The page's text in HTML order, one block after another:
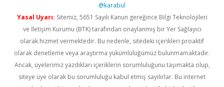
@karabul
Yasal Uyarı: Sitemiz, 5651 Sayılı Kanun gereğince Bilgi Teknolojileri
ve İletişim Kurumu (BTK) tarafından onaylanmış bir Yer Sağlayıcı
olarak hizmet vermektedir. Bu nedenle, sitedeki içerikleri proaktif
olarak denetleme veya araştırma yükümlülüğümüz bulunmamaktadır.
Ancak, üyelerimiz yazdıkları içeriklerin sorumluluğunu taşımakta olup,
siteye üye olarak bu sorumluluğu kabul etmiş sayılırlar. Bu internet